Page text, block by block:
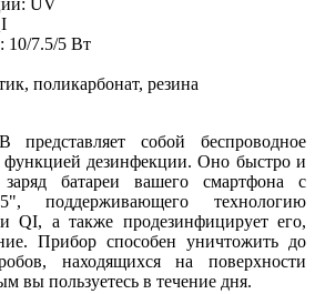
10/7.5/5 Вт
поликарбонат, резина
собой беспроводное
функцией дезинфекции. Оно быстро и
батареи вашего смартфона с
поддерживающего технологию
QI, а также продезинфицирует его,
Прибор способен уничтожить до
находящихся на поверхности
вы пользуетесь в течение дня.